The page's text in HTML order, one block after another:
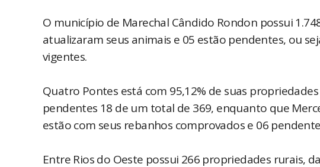
O município de Marechal Cândido Rondon possui
atualizaram seus animais e 05 estão pendentes, ou
vigentes.
Quatro Pontes está com 95,12% de suas
pendentes 18 de um total de 369, enquanto que
estão com seus rebanhos comprovados e 06
Entre Rios do Oeste possui 266 propriedades rurais,